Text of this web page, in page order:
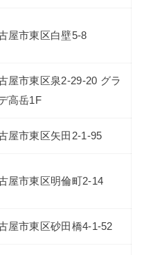
屋市東区白壁5-8
屋市東区泉2-29-20 グラ
高岳1F
屋市東区矢田2-1-95
屋市東区明倫町2-14
屋市東区砂田橋4-1-52